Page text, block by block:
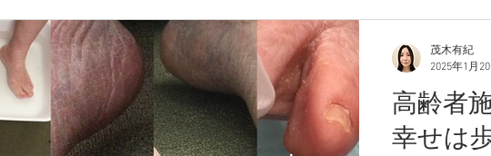
高齢者
幸せは
茂木有紀
2025年1月20